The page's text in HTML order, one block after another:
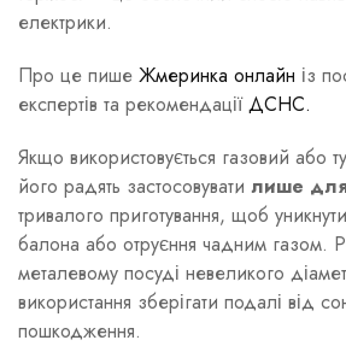
електрики.
Про це пише Жмеринка онлайн із
експертів та рекомендаціїДСНС.
Якщо використовується газовий або
його радять застосовувати лише для
тривалого приготування, щоб
балона або отруєння чадним газом.
металевому посуді невеликого
використання зберігати подалі від
пошкодження.